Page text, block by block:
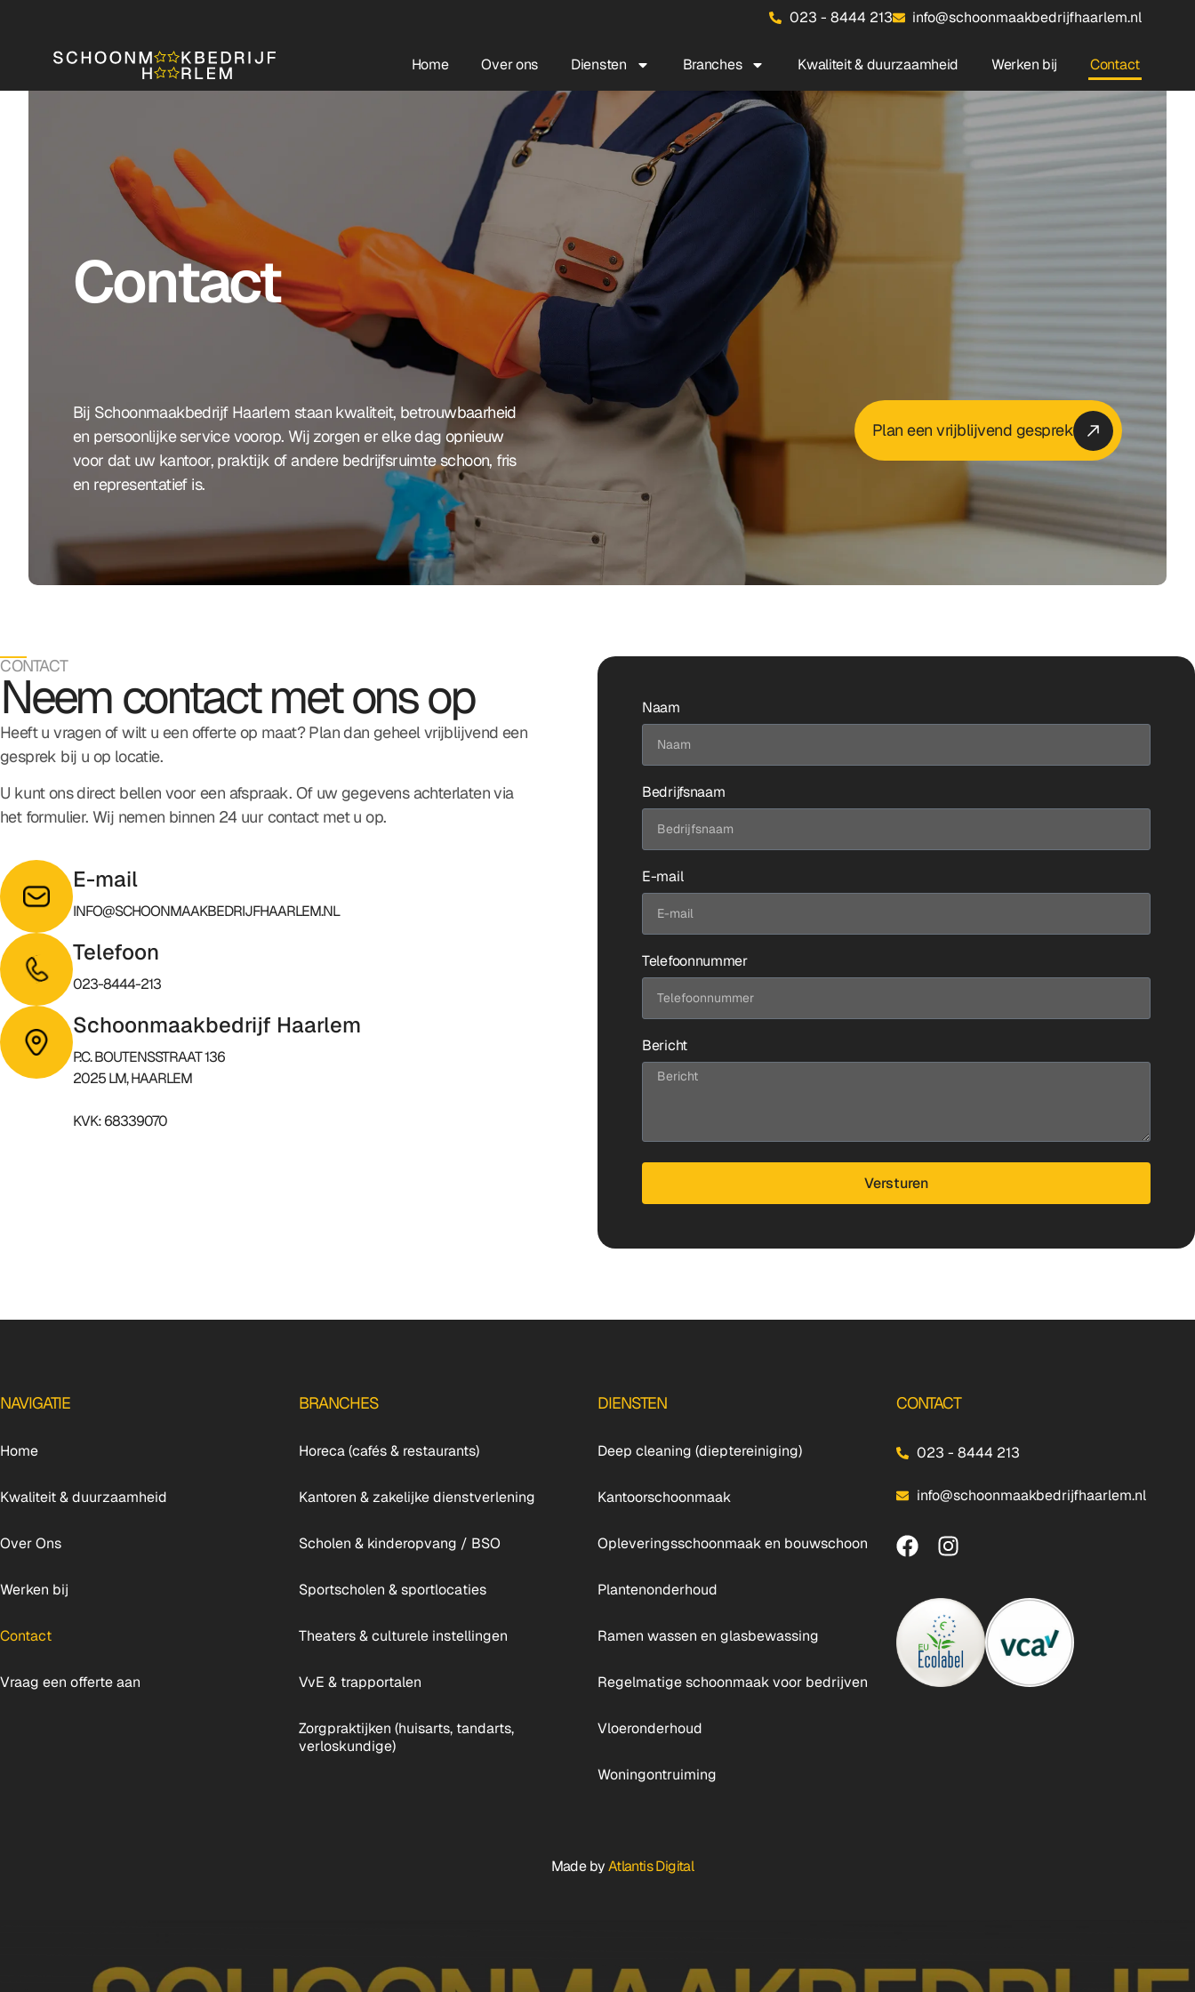
023 - 8444 213 info@schoonmaakbedrijfhaarlem.nl
Home Over ons Diensten Branches Kwaliteit & duurzaamheid Werken bij Contact
Contact
Bij Schoonmaakbedrijf Haarlem staan kwaliteit, betrouwbaarheid
en persoonlijke service voorop. Wij zorgen er elke dag opnieuw
voor dat uw kantoor, praktijk of andere bedrijfsruimte schoon, fris
en representatief is.
Plan een vrijblijvend gesprek
CONTACT
Neem contact met ons op
Heeft u vragen of wilt u een offerte op maat? Plan dan geheel vrijblijvend een
gesprek bij u op locatie.
U kunt ons direct bellen voor een afspraak. Of uw gegevens achterlaten via
het formulier. Wij nemen binnen 24 uur contact met u op.
E-mail
INFO@SCHOONMAAKBEDRIJFHAARLEM.NL
Telefoon
023-8444-213
Schoonmaakbedrijf Haarlem
P.C. BOUTENSSTRAAT 136
2025 LM, HAARLEM
KVK: 68339070
Naam
Bedrijfsnaam
E-mail
Telefoonnummer
Bericht
Versturen
NAVIGATIE
Home
Kwaliteit & duurzaamheid
Over Ons
Werken bij
Contact
Vraag een offerte aan
BRANCHES
Horeca (cafés & restaurants)
Kantoren & zakelijke dienstverlening
Scholen & kinderopvang / BSO
Sportscholen & sportlocaties
Theaters & culturele instellingen
VvE & trapportalen
Zorgpraktijken (huisarts, tandarts,
verloskundige)
DIENSTEN
Deep cleaning (dieptereiniging)
Kantoorschoonmaak
Opleveringsschoonmaak en bouwschoon
Plantenonderhoud
Ramen wassen en glasbewassing
Regelmatige schoonmaak voor bedrijven
Vloeronderhoud
Woningontruiming
CONTACT
023 - 8444 213
info@schoonmaakbedrijfhaarlem.nl
Made byAtlantis Digital